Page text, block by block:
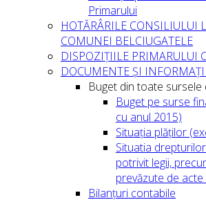
Primarului
HOTĂRÂRILE CONSILIULUI
COMUNEI BELCIUGATELE
DISPOZIȚIILE PRIMARULUI
DOCUMENTE ȘI
Buget din toate sursele
Buget pe surse
cu anul 2015)
Situația plăților
Situatia
potrivit legii,
prevăzute de
Bilanțuri contabile